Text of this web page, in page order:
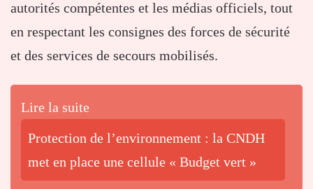
autorités compétentes et les médias officiels, tout
en respectant les consignes des forces de sécurité
et des services de secours mobilisés.
Lire la suite
Protection de l’environnement : la CNDH
met en place une cellule « Budget vert »